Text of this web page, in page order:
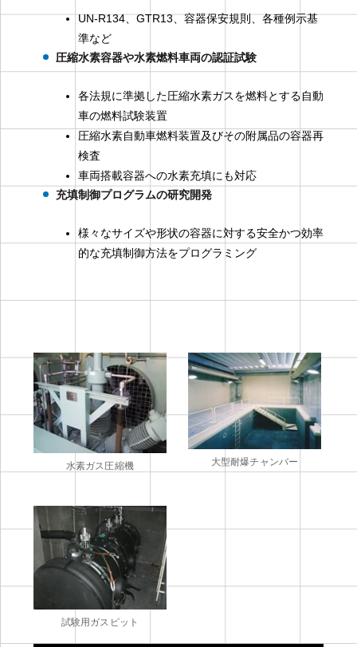
UN-R134、GTR13、容器保安規則、各種例示基
準など
圧縮水素容器や水素燃料車両の認証試験
各法規に準拠した圧縮水素ガスを燃料とする自動
車の燃料試験装置
圧縮水素自動車燃料装置及びその附属品の容器再
検査
車両搭載容器への水素充填にも対応
充填制御プログラムの研究開発
様々なサイズや形状の容器に対する安全かつ効率
的な充填制御方法をプログラミング
水素ガス圧縮機 大型耐爆チャンバー
試験用ガスピット